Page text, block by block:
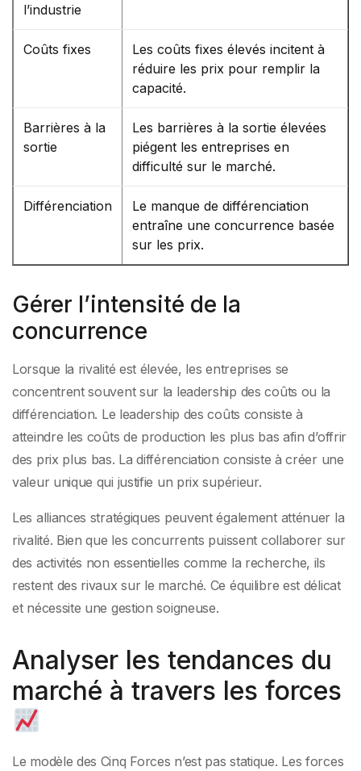
l’industrie
Coûts fixes
Les coûts fixes élevés incitent à
réduire les prix pour remplir la
capacité.
Barrières à la
sortie
Les barrières à la sortie élevées
piégent les entreprises en
difficulté sur le marché.
Différenciation
Le manque de différenciation
entraîne une concurrence basée
sur les prix.
Gérer l’intensité de la
concurrence
Lorsque la rivalité est élevée, les entreprises se
concentrent souvent sur la leadership des coûts ou la
différenciation. Le leadership des coûts consiste à
atteindre les coûts de production les plus bas afin d’offrir
des prix plus bas. La différenciation consiste à créer une
valeur unique qui justifie un prix supérieur.
Les alliances stratégiques peuvent également atténuer la
rivalité. Bien que les concurrents puissent collaborer sur
des activités non essentielles comme la recherche, ils
restent des rivaux sur le marché. Ce équilibre est délicat
et nécessite une gestion soigneuse.
Analyser les tendances du
marché à travers les forces
Le modèle des Cinq Forces n’est pas statique. Les forces